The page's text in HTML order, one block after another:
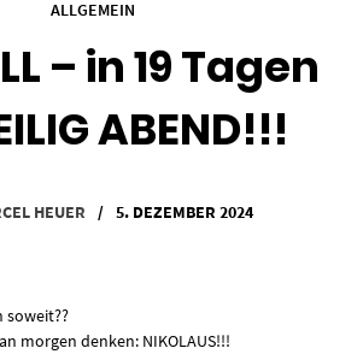
ALLGEMEIN
– in 19 Tagen
ABEND!!!
HEUER / 5. DEZEMBER 2024
soweit??
morgen denken: NIKOLAUS!!!